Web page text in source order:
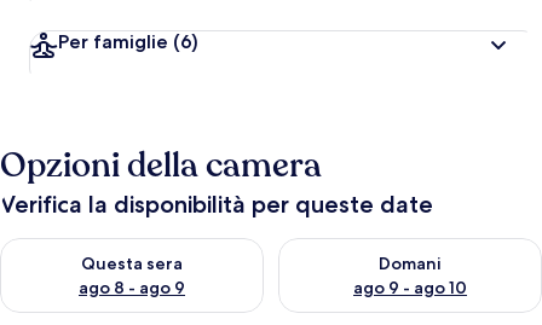
Per famiglie (6)
Opzioni della camera
Verifica la disponibilità per queste date
Questa sera
ago 8 - ago 9
Verifica la disponibilità per questa sera, ago 8 - ago 9
Domani
ago 9 - ago 10
Verifica la disponibilità per